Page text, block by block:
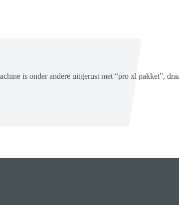
is onder andere uitgerust met “pro xl pakket”,